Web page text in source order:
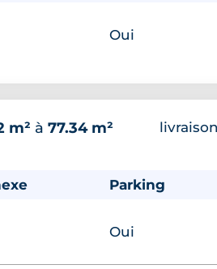
Oui
m² à 77.34 m²
Parking
Oui